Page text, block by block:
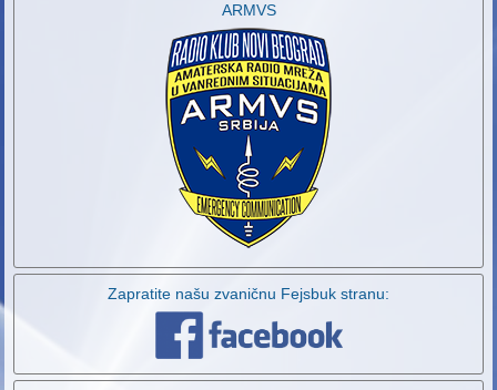
ARMVS
Zapratite našu zvaničnu Fejsbuk stranu: